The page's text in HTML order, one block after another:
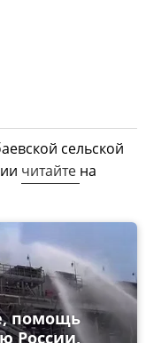
сельской
читайте на
помощь
России,